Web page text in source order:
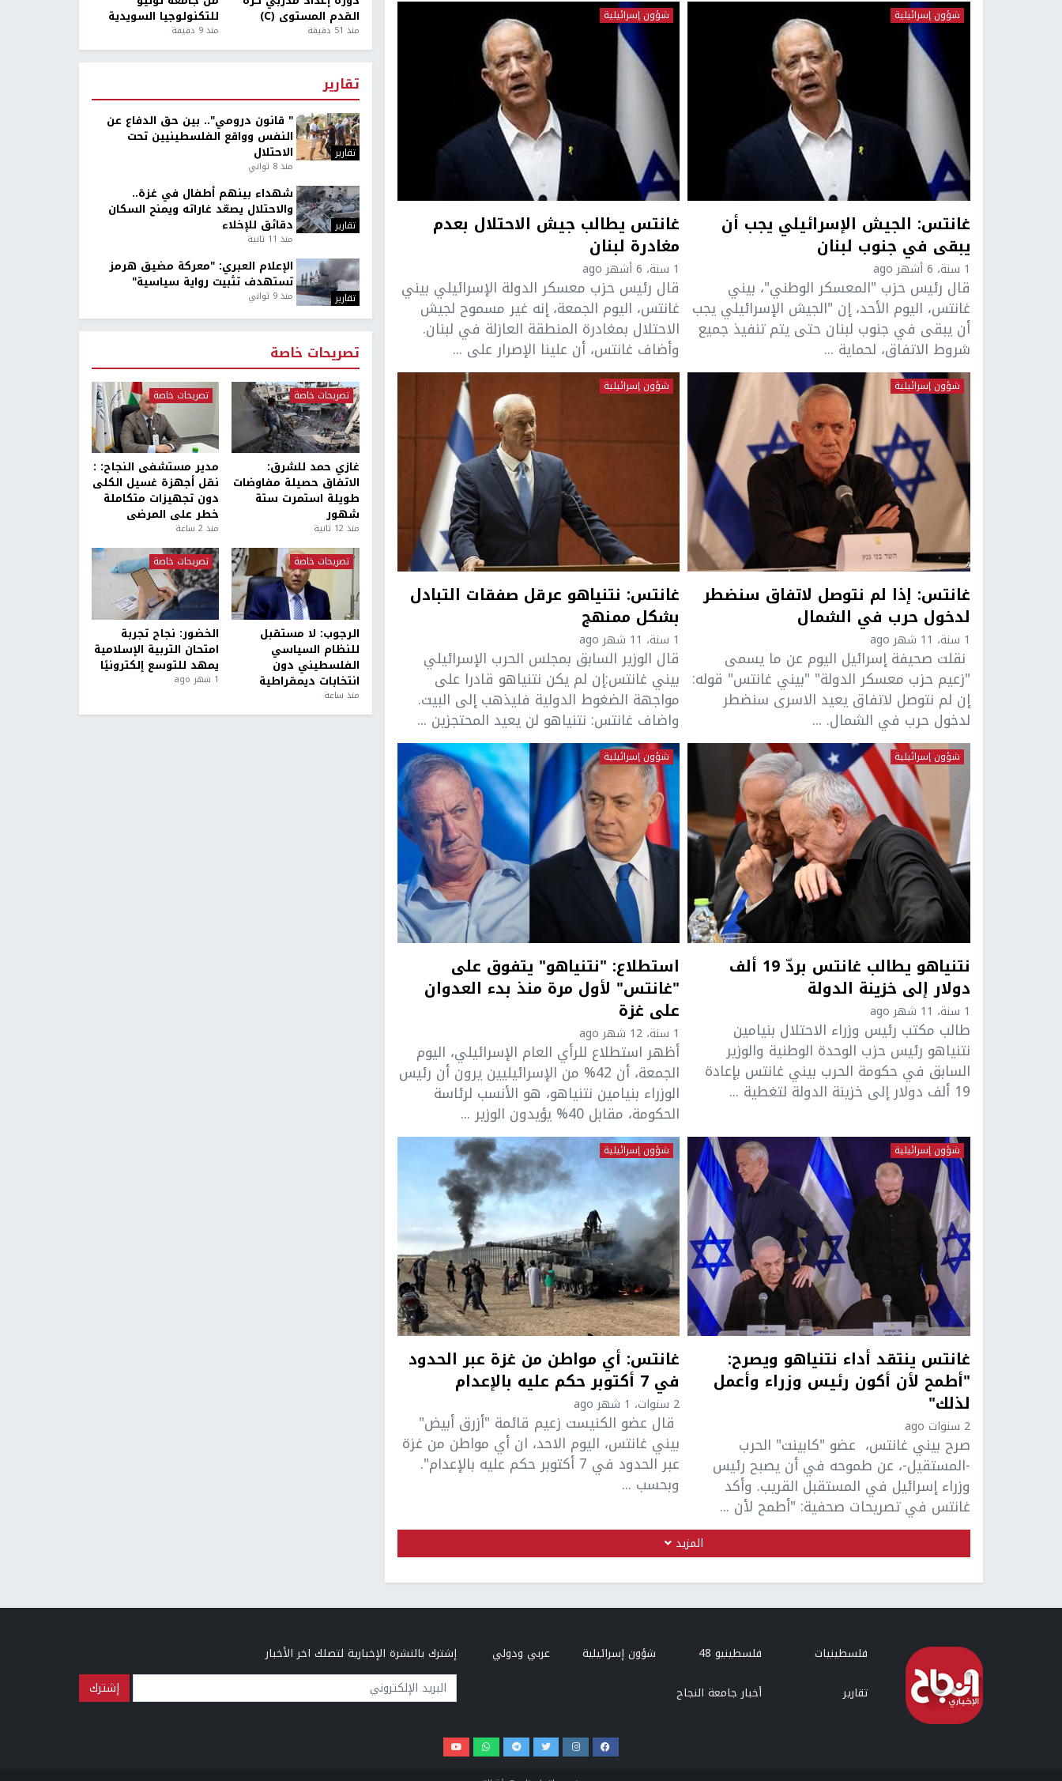
شؤون إسرائيلية
غانتس: الجيش الإسرائيلي يجب أن
يبقى في جنوب لبنان
1 سنة، 6 أشهر ago
قال رئيس حزب "المعسكر الوطني"، بيني
غانتس، اليوم الأحد، إن "الجيش الإسرائيلي يجب
أن يبقى في جنوب لبنان حتى يتم تنفيذ جميع
شروط الاتفاق، لحماية ...
شؤون إسرائيلية
غانتس يطالب جيش الاحتلال بعدم
مغادرة لبنان
1 سنة، 6 أشهر ago
قال رئيس حزب معسكر الدولة الإسرائيلي بيني
غانتس، اليوم الجمعة، إنه غير مسموح لجيش
الاحتلال بمغادرة المنطقة العازلة في لبنان.
وأضاف غانتس، أن علينا الإصرار على ...
شؤون إسرائيلية
غانتس: إذا لم نتوصل لاتفاق سنضطر
لدخول حرب في الشمال
1 سنة، 11 شهر ago
نقلت صحيفة إسرائيل اليوم عن ما يسمى
"زعيم حزب معسكر الدولة" "بيني غانتس" قوله:
إن لم نتوصل لاتفاق يعيد الاسرى سنضطر
لدخول حرب في الشمال. ...
شؤون إسرائيلية
غانتس: نتنياهو عرقل صفقات التبادل
بشكل ممنهج
1 سنة، 11 شهر ago
قال الوزير السابق بمجلس الحرب الإسرائيلي
بيني غانتس:إن لم يكن نتنياهو قادرا على
مواجهة الضغوط الدولية فليذهب إلى البيت.
واضاف غانتس: نتنياهو لن يعيد المحتجزين ...
شؤون إسرائيلية
نتنياهو يطالب غانتس بردّ 19 ألف
دولار إلى خزينة الدولة
1 سنة، 11 شهر ago
طالب مكتب رئيس وزراء الاحتلال بنيامين
نتنياهو رئيس حزب الوحدة الوطنية والوزير
السابق في حكومة الحرب بيني غانتس بإعادة
19 ألف دولار إلى خزينة الدولة لتغطية ...
شؤون إسرائيلية
استطلاع: "نتنياهو" يتفوق على
"غانتس" لأول مرة منذ بدء العدوان
على غزة
1 سنة، 12 شهر ago
أظهر استطلاع للرأي العام الإسرائيلي، اليوم
الجمعة، أن 42% من الإسرائيليين يرون أن رئيس
الوزراء بنيامين نتنياهو، هو الأنسب لرئاسة
الحكومة، مقابل 40% يؤيدون الوزير ...
شؤون إسرائيلية
غانتس ينتقد أداء نتنياهو ويصرح:
"أطمح لأن أكون رئيس وزراء وأعمل
لذلك"
2 سنوات ago
صرح بيني غانتس، عضو "كابينت" الحرب
-المستقيل-، عن طموحه في أن يصبح رئيس
وزراء إسرائيل في المستقبل القريب. وأكد
غانتس في تصريحات صحفية: "أطمح لأن ...
شؤون إسرائيلية
غانتس: أي مواطن من غزة عبر الحدود
في 7 أكتوبر حكم عليه بالإعدام
2 سنوات، 1 شهر ago
قال عضو الكنيست زعيم قائمة "أزرق أبيض"
بيني غانتس، اليوم الاحد، ان أي مواطن من غزة
عبر الحدود في 7 أكتوبر حكم عليه بالإعدام".
وبحسب ...
المزيد
القدم المستوى (C)
منذ 51 دقيقة
للتكنولوجيا السويدية
منذ 9 دقيقة
تقارير
تقارير
" قانون درومي".. بين حق الدفاع عن
النفس وواقع الفلسطينيين تحت
الاحتلال
منذ 8 ثواني
تقارير
شهداء بينهم أطفال في غزة..
والاحتلال يصعّد غاراته ويمنح السكان
دقائق للإخلاء
منذ 11 ثانية
تقارير
الإعلام العبري: "معركة مضيق هرمز
تستهدف تثبيت رواية سياسية"
منذ 9 ثواني
تصريحات خاصة
تصريحات خاصة
غازي حمد للشرق:
الاتفاق حصيلة مفاوضات
طويلة استمرت ستة
شهور
منذ 12 ثانية
تصريحات خاصة
مدير مستشفى النجاح: :
نقل أجهزة غسيل الكلى
دون تجهيزات متكاملة
خطر على المرضى
منذ 2 ساعة
تصريحات خاصة
الرجوب: لا مستقبل
للنظام السياسي
الفلسطيني دون
انتخابات ديمقراطية
منذ ساعة
تصريحات خاصة
الخضور: نجاح تجربة
امتحان التربية الإسلامية
يمهد للتوسع إلكترونيًا
1 شهر ago
فلسطينيات فلسطينيو 48 شؤون إسرائيلية
عربي ودولي
تقارير
أخبار جامعة النجاح
إشترك بالنشرة الإخبارية لتصلك اخر الأخبار
البريد الإلكتروني